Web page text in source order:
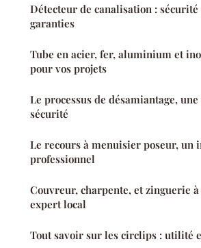
Détecteur de canalisation :
garanties
Tube en acier, fer, aluminium et
pour vos projets
Le processus de désamiantage,
sécurité
Le recours à menuisier poseur, un
professionnel
Couvreur, charpente, et zinguerie
expert local
Tout savoir sur les circlips : utilité